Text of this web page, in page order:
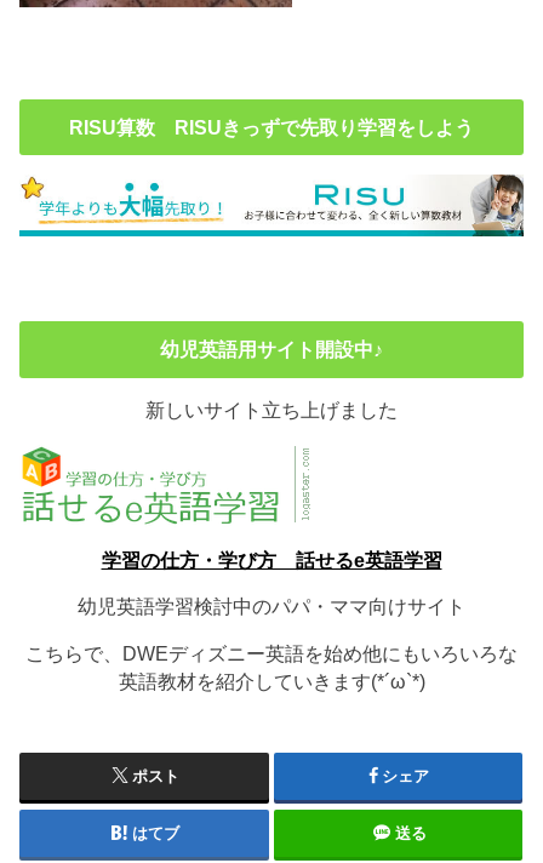
RISU算数 RISUきっずで先取り学習をしよう
幼児英語用サイト開設中♪
新しいサイト立ち上げました
学習の仕方・学び方 話せるe英語学習
幼児英語学習検討中のパパ・ママ向けサイト
こちらで、DWEディズニー英語を始め他にもいろいろな
英語教材を紹介していきます(*´ω`*)
ポスト シェア
はてブ 送る